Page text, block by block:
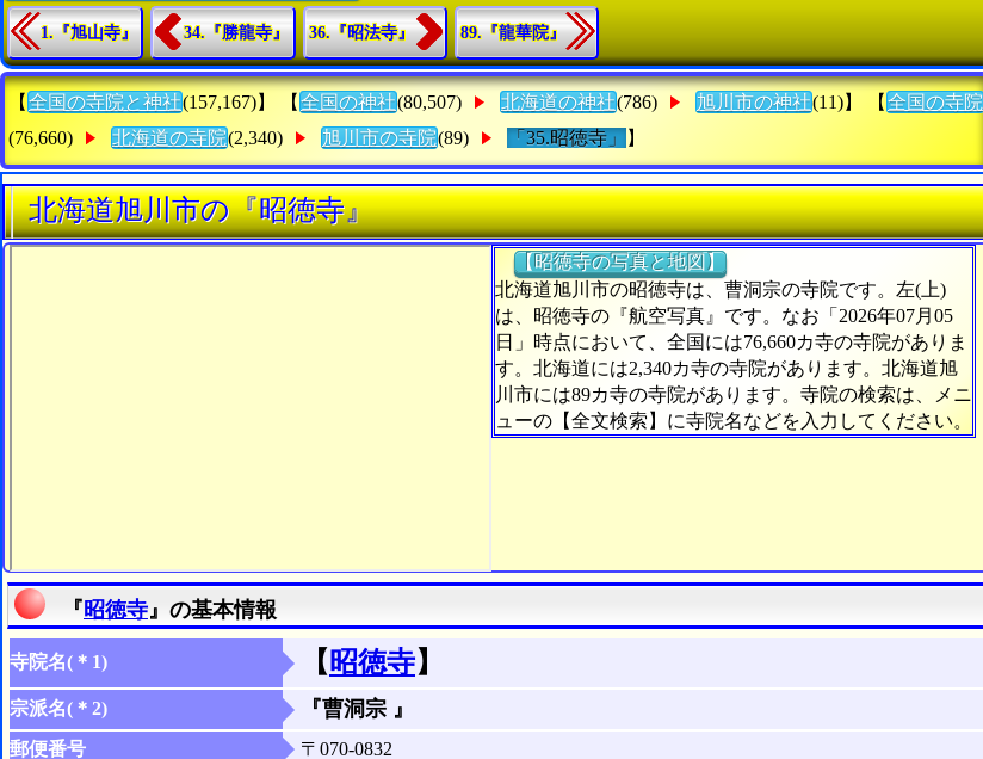
1.『旭山寺』 34.『勝龍寺』 36.『昭法寺』 89.『龍華院』
【 全国の寺院と神社(157,167)】 【 全国の神社(80,507) 北海道の神社(786) 旭川市の神社(11)】 【 全国の寺院
(76,660)
北海道の寺院(2,340) 旭川市の寺院(89) 「35.昭徳寺」 】
北海道旭川市の『昭徳寺』
【昭徳寺の写真と地図】
北海道旭川市の昭徳寺は、曹洞宗の寺院です。左(上)
は、昭徳寺の『航空写真』です。なお「2026年07月05
日」時点において、全国には76,660カ寺の寺院がありま
す。北海道には2,340カ寺の寺院があります。北海道旭
川市には89カ寺の寺院があります。寺院の検索は、メニ
ューの【全文検索】に寺院名などを入力してください。
『昭徳寺』の基本情報
寺院名(＊1) 【昭徳寺】
宗派名(＊2) 『曹洞宗 』
郵便番号
〒070-0832